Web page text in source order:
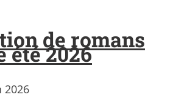
de romans
été 2026
2026